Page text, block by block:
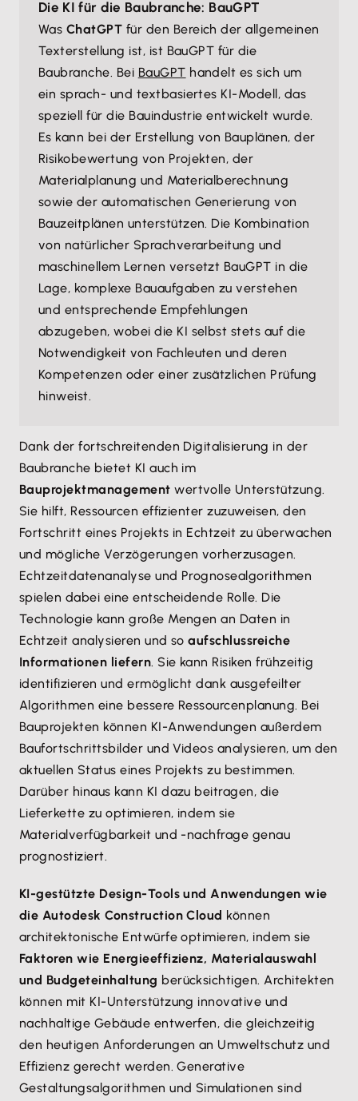
Die KI für die Baubranche: BauGPT
Was ChatGPT für den Bereich der allgemeinen
Texterstellung ist, ist BauGPT für die
Baubranche. Bei BauGPT handelt es sich um
ein sprach- und textbasiertes KI-Modell, das
speziell für die Bauindustrie entwickelt wurde.
Es kann bei der Erstellung von Bauplänen, der
Risikobewertung von Projekten, der
Materialplanung und Materialberechnung
sowie der automatischen Generierung von
Bauzeitplänen unterstützen. Die Kombination
von natürlicher Sprachverarbeitung und
maschinellem Lernen versetzt BauGPT in die
Lage, komplexe Bauaufgaben zu verstehen
und entsprechende Empfehlungen
abzugeben, wobei die KI selbst stets auf die
Notwendigkeit von Fachleuten und deren
Kompetenzen oder einer zusätzlichen Prüfung
hinweist.
Dank der fortschreitenden Digitalisierung in der
Baubranche bietet KI auch im
Bauprojektmanagementwertvolle Unterstützung.
Sie hilft, Ressourcen effizienter zuzuweisen, den
Fortschritt eines Projekts in Echtzeit zu überwachen
und mögliche Verzögerungen vorherzusagen.
Echtzeitdatenanalyse und Prognosealgorithmen
spielen dabei eine entscheidende Rolle. Die
Technologie kann große Mengen an Daten in
Echtzeit analysieren und soaufschlussreiche
Informationen liefern. Sie kann Risiken frühzeitig
identifizieren und ermöglicht dank ausgefeilter
Algorithmen eine bessere Ressourcenplanung. Bei
Bauprojekten können KI-Anwendungen außerdem
Baufortschrittsbilder und Videos analysieren, um den
aktuellen Status eines Projekts zu bestimmen.
Darüber hinaus kann KI dazu beitragen, die
Lieferkette zu optimieren, indem sie
Materialverfügbarkeit und -nachfrage genau
prognostiziert.
KI-gestützte Design-Tools und Anwendungen wie
die Autodesk Construction Cloud können
architektonische Entwürfe optimieren, indem sie
Faktoren wie Energieeffizienz, Materialauswahl
und Budgeteinhaltung berücksichtigen. Architekten
können mit KI-Unterstützung innovative und
nachhaltige Gebäude entwerfen, die gleichzeitig
den heutigen Anforderungen an Umweltschutz und
Effizienz gerecht werden. Generative
Gestaltungsalgorithmen und Simulationen sind